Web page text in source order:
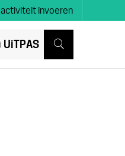
activiteit invoeren
UiTPAS
Zoeken